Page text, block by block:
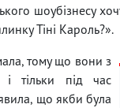
шоубізнесу
Тіні Кароль?».
тому що вони з
тільки під час
що якби була